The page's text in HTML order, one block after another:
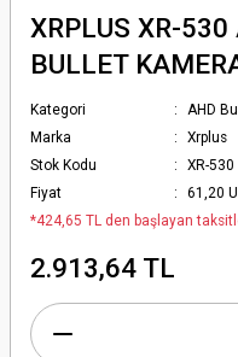
XRPLUS XR-
BULLET
Kategori
AHD
Marka
Xrplus
Stok Kodu
XR-530
Fiyat
61,20
*424,65 TL den başlayan
2.913,64 TL